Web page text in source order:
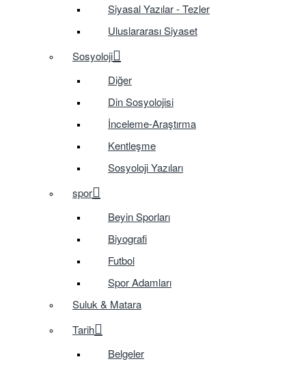
Siyasal Yazılar - Tezler
Uluslararası Siyaset
Sosyoloji
Diğer
Din Sosyolojisi
İnceleme-Araştırma
Kentleşme
Sosyoloji Yazıları
spor
Beyin Sporları
Biyografi
Futbol
Spor Adamları
Suluk & Matara
Tarih
Belgeler